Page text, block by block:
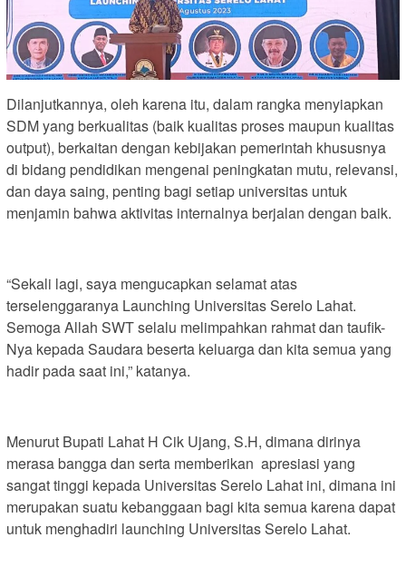
Dilanjutkannya, oleh karena itu, dalam rangka menyiapkan
SDM yang berkualitas (baik kualitas proses maupun kualitas
output), berkaitan dengan kebijakan pemerintah khususnya
di bidang pendidikan mengenai peningkatan mutu, relevansi,
dan daya saing, penting bagi setiap universitas untuk
menjamin bahwa aktivitas internalnya berjalan dengan baik.
“Sekali lagi, saya mengucapkan selamat atas
terselenggaranya Launching Universitas Serelo Lahat.
Semoga Allah SWT selalu melimpahkan rahmat dan taufik-
Nya kepada Saudara beserta keluarga dan kita semua yang
hadir pada saat ini,” katanya.
Menurut Bupati Lahat H Cik Ujang, S.H, dimana dirinya
merasa bangga dan serta memberikan apresiasi yang
sangat tinggi kepada Universitas Serelo Lahat ini, dimana ini
merupakan suatu kebanggaan bagi kita semua karena dapat
untuk menghadiri launching Universitas Serelo Lahat.